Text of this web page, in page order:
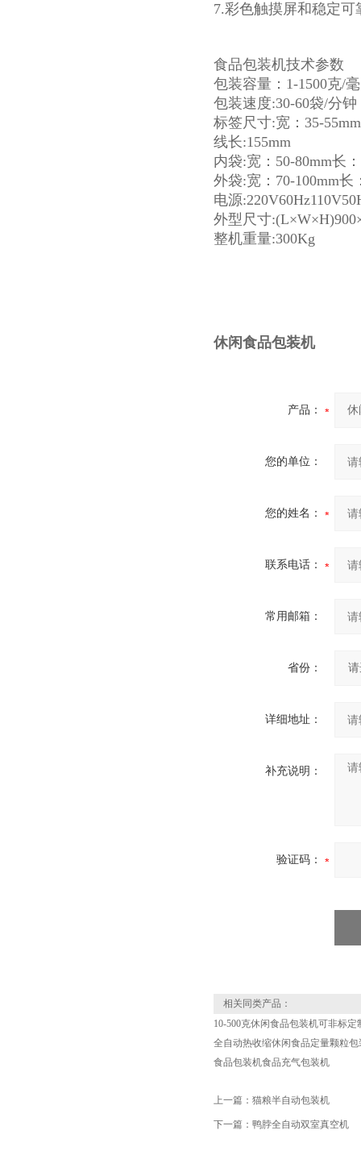
7.彩色触摸屏和稳定
食品包装机技术参数
包装容量：1-1500克/
包装速度:30-60袋/分钟
标签尺寸:宽：35-
线长:155mm
内袋:宽：50-80mm长
外袋:宽：70-100mm长
电源
外型尺寸
整机重量:300Kg
休闲食品包装机
产品：
您的单位：
您的姓名：
联系电话：
常用邮箱：
省份：
详细地址：
补充说明：
验证码：
相关同类产品：
10-500克休闲食品包装机可非标定
全自动热收缩休闲食品定量颗粒包
食品包装机食品充气包装机
上一篇： 猫粮半自动包装机
下一篇： 鸭脖全自动双室真空机